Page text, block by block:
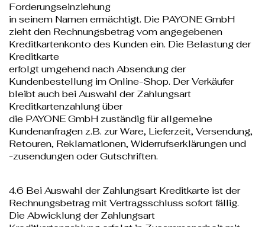
Forderungseinziehung
in seinem Namen ermächtigt. Die PAYONE GmbH
zieht den Rechnungsbetrag vom angegebenen
Kreditkartenkonto des Kunden ein. Die Belastung der
Kreditkarte
erfolgt umgehend nach Absendung der
Kundenbestellung im Online-Shop. Der Verkäufer
bleibt auch bei Auswahl der Zahlungsart
Kreditkartenzahlung über
die PAYONE GmbH zuständig für allgemeine
Kundenanfragen z.B. zur Ware, Lieferzeit, Versendung,
Retouren, Reklamationen, Widerrufserklärungen und
-zusendungen oder Gutschriften.
4.6 Bei Auswahl der Zahlungsart Kreditkarte ist der
Rechnungsbetrag mit Vertragsschluss sofort fällig.
Die Abwicklung der Zahlungsart